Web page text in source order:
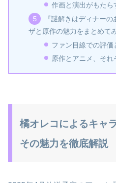
作画と演出がもたら
『謎解きはディナー
ザと原作の魅力をまとめて
ファン目線での評価
原作とアニメ、それ
橘オレコによるキャ
その魅力を徹底解説